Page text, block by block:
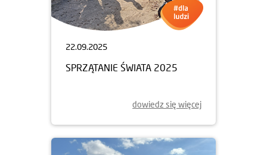
22.09.2025
SPRZĄTANIE ŚWIATA 2025
dowiedz się więcej